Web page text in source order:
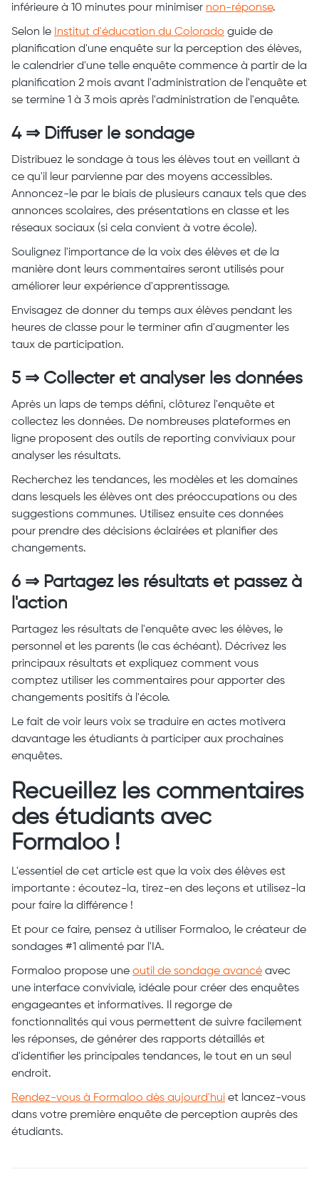
inférieure à 10 minutes pour minimiser non-réponse.
Selon le Institut d'éducation du Colorado guide de
planification d'une enquête sur la perception des élèves,
le calendrier d'une telle enquête commence à partir de la
planification 2 mois avant l'administration de l'enquête et
se termine 1 à 3 mois après l'administration de l'enquête.
4 ⇒ Diffuser le sondage
Distribuez le sondage à tous les élèves tout en veillant à
ce qu'il leur parvienne par des moyens accessibles.
Annoncez-le par le biais de plusieurs canaux tels que des
annonces scolaires, des présentations en classe et les
réseaux sociaux (si cela convient à votre école).
Soulignez l'importance de la voix des élèves et de la
manière dont leurs commentaires seront utilisés pour
améliorer leur expérience d'apprentissage.
Envisagez de donner du temps aux élèves pendant les
heures de classe pour le terminer afin d'augmenter les
taux de participation.
5 ⇒ Collecter et analyser les données
Après un laps de temps défini, clôturez l'enquête et
collectez les données. De nombreuses plateformes en
ligne proposent des outils de reporting conviviaux pour
analyser les résultats.
Recherchez les tendances, les modèles et les domaines
dans lesquels les élèves ont des préoccupations ou des
suggestions communes. Utilisez ensuite ces données
pour prendre des décisions éclairées et planifier des
changements.
6 ⇒ Partagez les résultats et passez à
l'action
Partagez les résultats de l'enquête avec les élèves, le
personnel et les parents (le cas échéant). Décrivez les
principaux résultats et expliquez comment vous
comptez utiliser les commentaires pour apporter des
changements positifs à l'école.
Le fait de voir leurs voix se traduire en actes motivera
davantage les étudiants à participer aux prochaines
enquêtes.
Recueillez les commentaires
des étudiants avec
Formaloo !
L'essentiel de cet article est que la voix des élèves est
importante : écoutez-la, tirez-en des leçons et utilisez-la
pour faire la différence !
Et pour ce faire, pensez à utiliser Formaloo, le créateur de
sondages #1 alimenté par l'IA.
Formaloo propose une outil de sondage avancé avec
une interface conviviale, idéale pour créer des enquêtes
engageantes et informatives. Il regorge de
fonctionnalités qui vous permettent de suivre facilement
les réponses, de générer des rapports détaillés et
d'identifier les principales tendances, le tout en un seul
endroit.
Rendez-vous à Formaloo dès aujourd'hui et lancez-vous
dans votre première enquête de perception auprès des
étudiants.